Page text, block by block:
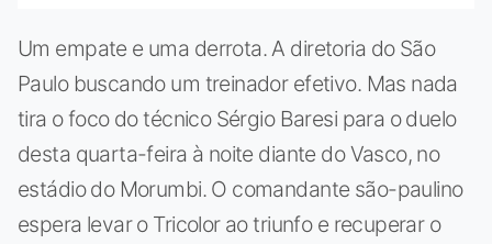
Um empate e uma derrota. A diretoria do São
Paulo buscando um treinador efetivo. Mas nada
tira o foco do técnico Sérgio Baresi para o duelo
desta quarta-feira à noite diante do Vasco, no
estádio do Morumbi. O comandante são-paulino
espera levar o Tricolor ao triunfo e recuperar o